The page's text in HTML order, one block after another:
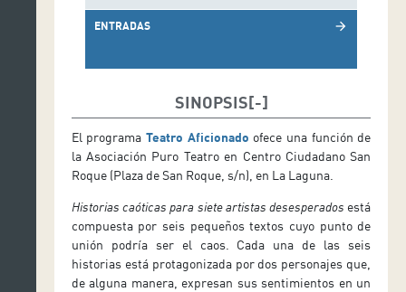
ENTRADAS arrow_forward
SINOPSIS
El programaTeatro Aficionado ofece una función de
la Asociación Puro Teatro en Centro Ciudadano San
Roque (Plaza de San Roque, s/n), en La Laguna.
Historias caóticas para siete artistas desesperados está
compuesta por seis pequeños textos cuyo punto de
unión podría ser el caos. Cada una de las seis
historias está protagonizada por dos personajes que,
de alguna manera, expresan sus sentimientos en un